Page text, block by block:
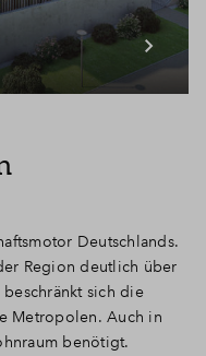
Deutschlands.
Region deutlich über
sich die
Metropolen. Auch in
benötigt.